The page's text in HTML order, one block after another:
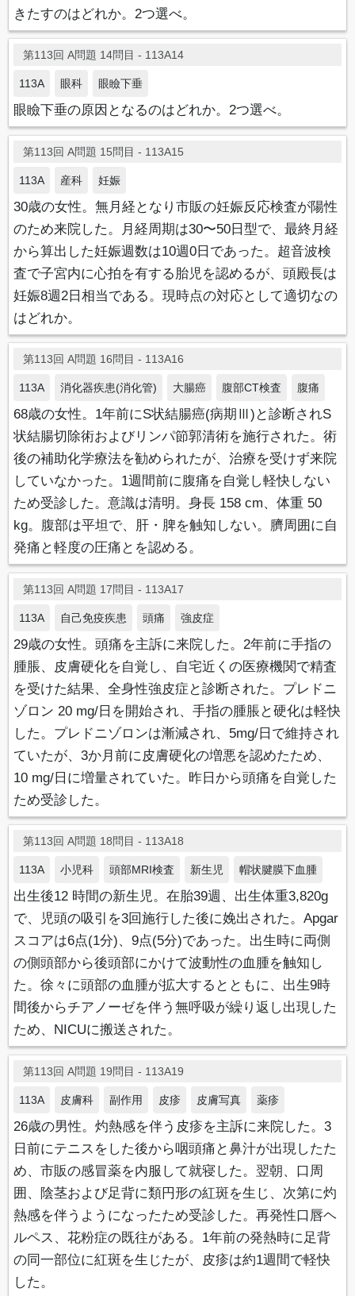
きたすのはどれか。2つ選べ。
第113回 A問題 14問目 - 113A14
113A 眼科 眼瞼下垂
眼瞼下垂の原因となるのはどれか。2つ選べ。
第113回 A問題 15問目 - 113A15
113A 産科 妊娠
30歳の女性。無月経となり市販の妊娠反応検査が陽性
のため来院した。月経周期は30〜50日型で、最終月経
から算出した妊娠週数は10週0日であった。超音波検
査で子宮内に心拍を有する胎児を認めるが、頭殿長は
妊娠8週2日相当である。現時点の対応として適切なの
はどれか。
第113回 A問題 16問目 - 113A16
113A 消化器疾患(消化管) 大腸癌 腹部CT検査 腹痛
68歳の女性。1年前にS状結腸癌(病期Ⅲ)と診断されS
状結腸切除術およびリンパ節郭清術を施行された。術
後の補助化学療法を勧められたが、治療を受けず来院
していなかった。1週間前に腹痛を自覚し軽快しない
ため受診した。意識は清明。身長 158 cm、体重 50
kg。腹部は平坦で、肝・脾を触知しない。臍周囲に自
発痛と軽度の圧痛とを認める。
第113回 A問題 17問目 - 113A17
113A 自己免疫疾患 頭痛 強皮症
29歳の女性。頭痛を主訴に来院した。2年前に手指の
腫脹、皮膚硬化を自覚し、自宅近くの医療機関で精査
を受けた結果、全身性強皮症と診断された。プレドニ
ゾロン 20 mg/日を開始され、手指の腫脹と硬化は軽快
した。プレドニゾロンは漸減され、5mg/日で維持され
ていたが、3か月前に皮膚硬化の増悪を認めたため、
10 mg/日に増量されていた。昨日から頭痛を自覚した
ため受診した。
第113回 A問題 18問目 - 113A18
113A 小児科 頭部MRI検査 新生児 帽状腱膜下血腫
出生後12 時間の新生児。在胎39週、出生体重3,820g
で、児頭の吸引を3回施行した後に娩出された。Apgar
スコアは6点(1分)、9点(5分)であった。出生時に両側
の側頭部から後頭部にかけて波動性の血腫を触知し
た。徐々に頭部の血腫が拡大するとともに、出生9時
間後からチアノーゼを伴う無呼吸が繰り返し出現した
ため、NICUに搬送された。
第113回 A問題 19問目 - 113A19
113A 皮膚科 副作用 皮疹 皮膚写真 薬疹
26歳の男性。灼熱感を伴う皮疹を主訴に来院した。3
日前にテニスをした後から咽頭痛と鼻汁が出現したた
め、市販の感冒薬を内服して就寝した。翌朝、口周
囲、陰茎および足背に類円形の紅斑を生じ、次第に灼
熱感を伴うようになったため受診した。再発性口唇ヘ
ルペス、花粉症の既往がある。1年前の発熱時に足背
の同一部位に紅斑を生じたが、皮疹は約1週間で軽快
した。